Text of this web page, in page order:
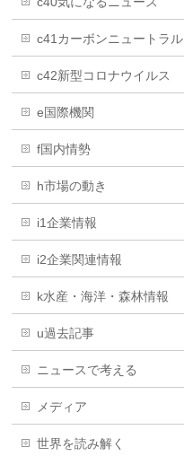
c41カーボンニュートラル
c42新型コロナウイルス
e国際機関
f国内情勢
h市場の動き
i1企業情報
i2企業関連情報
k水産・海洋・森林情報
u過去記事
ニュースで考える
メディア
世界を読み解く